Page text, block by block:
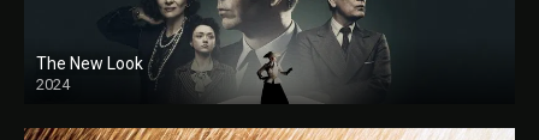
The New Look
2024